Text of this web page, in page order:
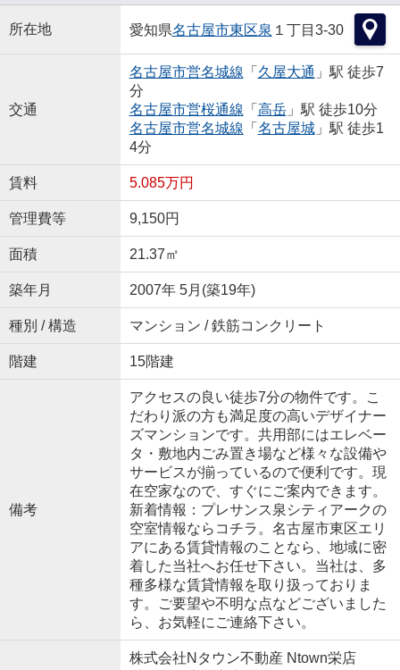
所在地 愛知県名古屋市東区泉 １丁目3-30
交通
名古屋市営名城線 「 久屋大通 」駅 徒歩7
分
名古屋市営桜通線 「 高岳」駅 徒歩10分
名古屋市営名城線 「 名古屋城」駅 徒歩1
4分
賃料 5.085万円
管理費等 9,150円
面積 21.37㎡
築年月 2007年 5月(築19年)
種別 / 構造 マンション / 鉄筋コンクリート
階建 15階建
備考
アクセスの良い徒歩7分の物件です。こ
だわり派の方も満足度の高いデザイナー
ズマンションです。共用部にはエレベー
タ・敷地内ごみ置き場など様々な設備や
サービスが揃っているので便利です。現
在空家なので、すぐにご案内できます。
新着情報：プレサンス泉シティアークの
空室情報ならコチラ。名古屋市東区エリ
アにある賃貸情報のことなら、地域に密
着した当社へお任せ下さい。当社は、多
種多様な賃貸情報を取り扱っておりま
す。ご要望や不明な点などございました
ら、お気軽にご連絡下さい。
株式会社Nタウン不動産 Ntown栄店